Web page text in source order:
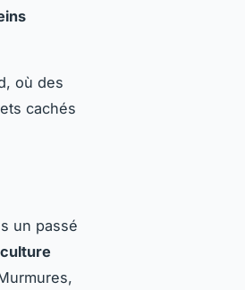
où des
cachés
un passé
culture